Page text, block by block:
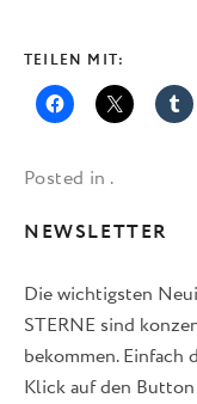
TEILEN MIT:
Posted in .
NEWSLETTER
Die wichtigsten
STERNE sind
bekommen. Einfach
Klick auf den